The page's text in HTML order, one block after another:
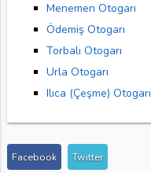
Menemen Otogarı
Ödemiş Otogarı
Torbalı Otogarı
Urla Otogarı
Ilıca (Çeşme) Otogarı
Facebook Twitter